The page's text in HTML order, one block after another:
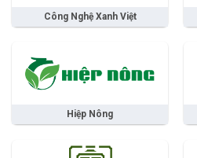
Công Nghệ Xanh Việt
Hiệp Nông